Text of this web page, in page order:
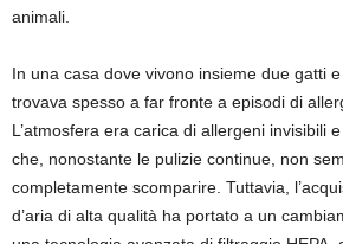
animali.
In una casa dove vivono insieme due gatti
trovava spesso a far fronte a episodi di
L’atmosfera era carica di allergeni invisibili
che, nonostante le pulizie continue, non
completamente scomparire. Tuttavia,
d’aria di alta qualità ha portato a un